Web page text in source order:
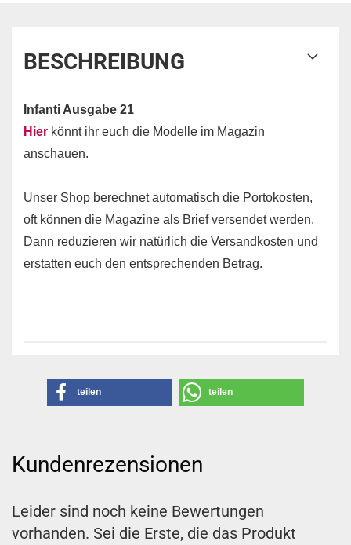
BESCHREIBUNG
Infanti Ausgabe 21
Hier könnt ihr euch die Modelle im Magazin
anschauen.
Unser Shop berechnet automatisch die Portokosten,
oft können die Magazine als Brief versendet werden.
Dann reduzieren wir natürlich die Versandkosten und
erstatten euch den entsprechenden Betrag.
teilen teilen
Kundenrezensionen
Leider sind noch keine Bewertungen
vorhanden. Sei die Erste, die das Produkt